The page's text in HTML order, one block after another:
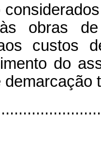
obras
custos
do
demarcação